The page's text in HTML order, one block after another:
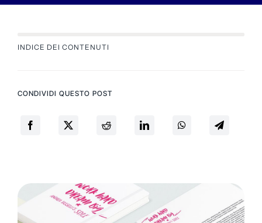
INDICE DEI CONTENUTI
CONDIVIDI QUESTO POST